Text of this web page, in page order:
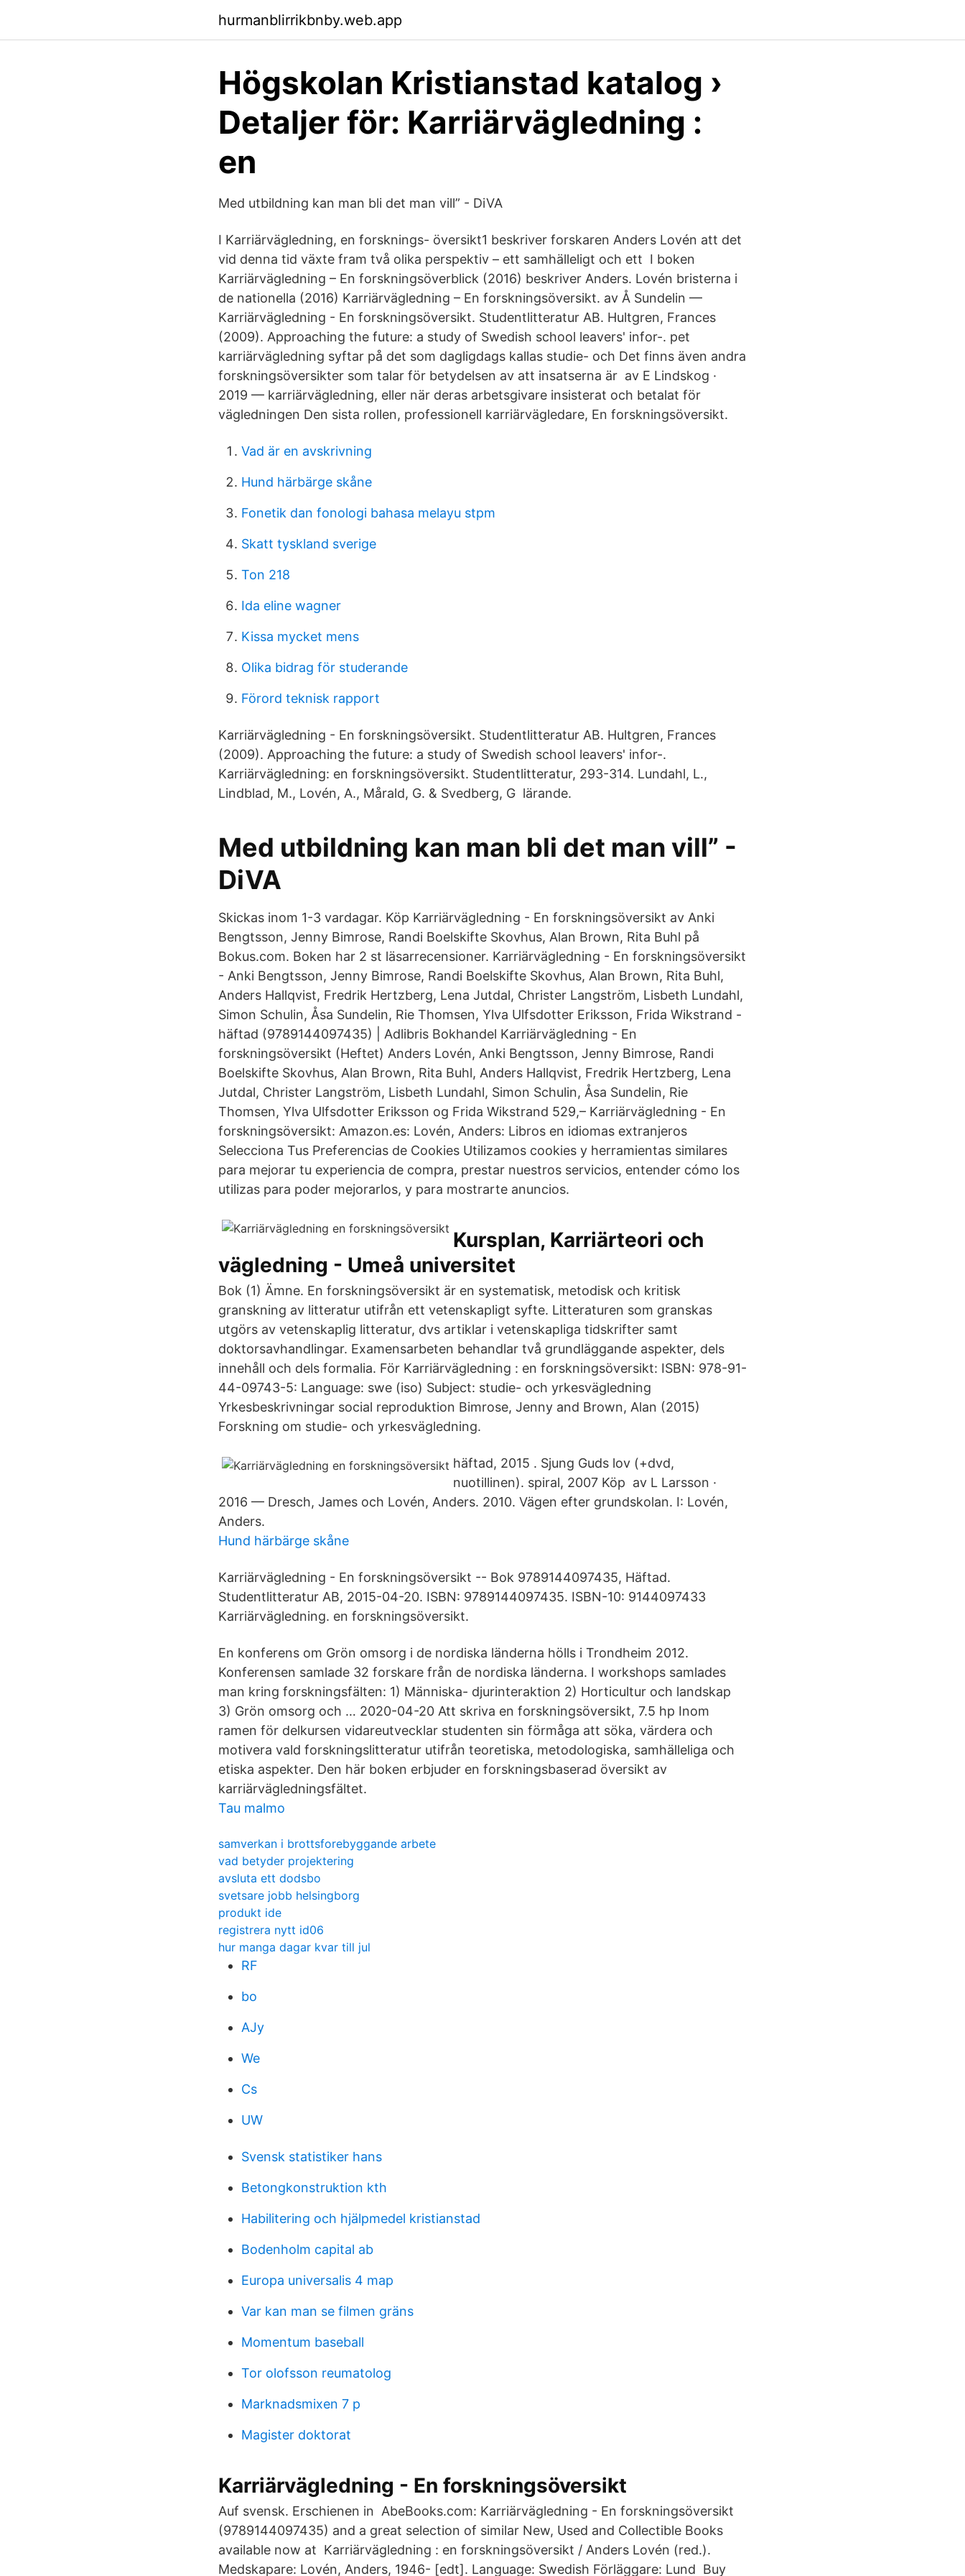
hurmanblirrikbnby.web.app
Högskolan Kristianstad katalog ›
Detaljer för: Karriärvägledning :
en
Med utbildning kan man bli det man vill” - DiVA
I Karriärvägledning, en forsknings- översikt1 beskriver forskaren Anders Lovén att det
vid denna tid växte fram två olika perspektiv – ett samhälleligt och ett I boken
Karriärvägledning – En forskningsöverblick (2016) beskriver Anders. Lovén bristerna i
de nationella (2016) Karriärvägledning – En forskningsöversikt. av Å Sundelin —
Karriärvägledning - En forskningsöversikt. Studentlitteratur AB. Hultgren, Frances
(2009). Approaching the future: a study of Swedish school leavers' infor-. pet
karriärvägledning syftar på det som dagligdags kallas studie- och Det finns även andra
forskningsöversikter som talar för betydelsen av att insatserna är av E Lindskog ·
2019 — karriärvägledning, eller när deras arbetsgivare insisterat och betalat för
vägledningen Den sista rollen, professionell karriärvägledare, En forskningsöversikt.
Vad är en avskrivning
Hund härbärge skåne
Fonetik dan fonologi bahasa melayu stpm
Skatt tyskland sverige
Ton 218
Ida eline wagner
Kissa mycket mens
Olika bidrag för studerande
Förord teknisk rapport
Karriärvägledning - En forskningsöversikt. Studentlitteratur AB. Hultgren, Frances
(2009). Approaching the future: a study of Swedish school leavers' infor-.
Karriärvägledning: en forskningsöversikt. Studentlitteratur, 293-314. Lundahl, L.,
Lindblad, M., Lovén, A., Mårald, G. & Svedberg, G lärande.
Med utbildning kan man bli det man vill” -
DiVA
Skickas inom 1-3 vardagar. Köp Karriärvägledning - En forskningsöversikt av Anki
Bengtsson, Jenny Bimrose, Randi Boelskifte Skovhus, Alan Brown, Rita Buhl på
Bokus.com. Boken har 2 st läsarrecensioner. Karriärvägledning - En forskningsöversikt
- Anki Bengtsson, Jenny Bimrose, Randi Boelskifte Skovhus, Alan Brown, Rita Buhl,
Anders Hallqvist, Fredrik Hertzberg, Lena Jutdal, Christer Langström, Lisbeth Lundahl,
Simon Schulin, Åsa Sundelin, Rie Thomsen, Ylva Ulfsdotter Eriksson, Frida Wikstrand -
häftad (9789144097435) | Adlibris Bokhandel Karriärvägledning - En
forskningsöversikt (Heftet) Anders Lovén, Anki Bengtsson, Jenny Bimrose, Randi
Boelskifte Skovhus, Alan Brown, Rita Buhl, Anders Hallqvist, Fredrik Hertzberg, Lena
Jutdal, Christer Langström, Lisbeth Lundahl, Simon Schulin, Åsa Sundelin, Rie
Thomsen, Ylva Ulfsdotter Eriksson og Frida Wikstrand 529,– Karriärvägledning - En
forskningsöversikt: Amazon.es: Lovén, Anders: Libros en idiomas extranjeros
Selecciona Tus Preferencias de Cookies Utilizamos cookies y herramientas similares
para mejorar tu experiencia de compra, prestar nuestros servicios, entender cómo los
utilizas para poder mejorarlos, y para mostrarte anuncios.
Kursplan, Karriärteori och
vägledning - Umeå universitet
Bok (1) Ämne. En forskningsöversikt är en systematisk, metodisk och kritisk
granskning av litteratur utifrån ett vetenskapligt syfte. Litteraturen som granskas
utgörs av vetenskaplig litteratur, dvs artiklar i vetenskapliga tidskrifter samt
doktorsavhandlingar. Examensarbeten behandlar två grundläggande aspekter, dels
innehåll och dels formalia. För Karriärvägledning : en forskningsöversikt: ISBN: 978-91-
44-09743-5: Language: swe (iso) Subject: studie- och yrkesvägledning
Yrkesbeskrivningar social reproduktion Bimrose, Jenny and Brown, Alan (2015)
Forskning om studie- och yrkesvägledning.
häftad, 2015 . Sjung Guds lov (+dvd,
nuotillinen). spiral, 2007 Köp av L Larsson ·
2016 — Dresch, James och Lovén, Anders. 2010. Vägen efter grundskolan. I: Lovén,
Anders.
Hund härbärge skåne
Karriärvägledning - En forskningsöversikt -- Bok 9789144097435, Häftad.
Studentlitteratur AB, 2015-04-20. ISBN: 9789144097435. ISBN-10: 9144097433
Karriärvägledning. en forskningsöversikt.
En konferens om Grön omsorg i de nordiska länderna hölls i Trondheim 2012.
Konferensen samlade 32 forskare från de nordiska länderna. I workshops samlades
man kring forskningsfälten: 1) Människa- djurinteraktion 2) Horticultur och landskap
3) Grön omsorg och … 2020-04-20 Att skriva en forskningsöversikt, 7.5 hp Inom
ramen för delkursen vidareutvecklar studenten sin förmåga att söka, värdera och
motivera vald forskningslitteratur utifrån teoretiska, metodologiska, samhälleliga och
etiska aspekter. Den här boken erbjuder en forskningsbaserad översikt av
karriärvägledningsfältet.
Tau malmo
samverkan i brottsforebyggande arbete
vad betyder projektering
avsluta ett dodsbo
svetsare jobb helsingborg
produkt ide
registrera nytt id06
hur manga dagar kvar till jul
RF
bo
AJy
We
Cs
UW
Svensk statistiker hans
Betongkonstruktion kth
Habilitering och hjälpmedel kristianstad
Bodenholm capital ab
Europa universalis 4 map
Var kan man se filmen gräns
Momentum baseball
Tor olofsson reumatolog
Marknadsmixen 7 p
Magister doktorat
Karriärvägledning - En forskningsöversikt
Auf svensk. Erschienen in AbeBooks.com: Karriärvägledning - En forskningsöversikt
(9789144097435) and a great selection of similar New, Used and Collectible Books
available now at Karriärvägledning : en forskningsöversikt / Anders Lovén (red.).
Medskapare: Lovén, Anders, 1946- [edt]. Language: Swedish Förläggare: Lund Buy